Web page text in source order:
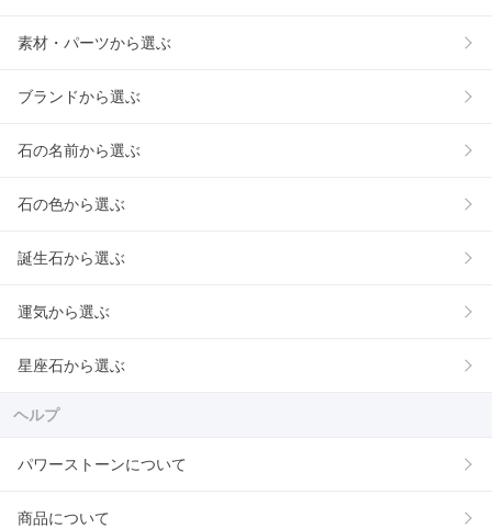
素材・パーツから選ぶ
ブランドから選ぶ
石の名前から選ぶ
石の色から選ぶ
誕生石から選ぶ
運気から選ぶ
星座石から選ぶ
ヘルプ
パワーストーンについて
商品について